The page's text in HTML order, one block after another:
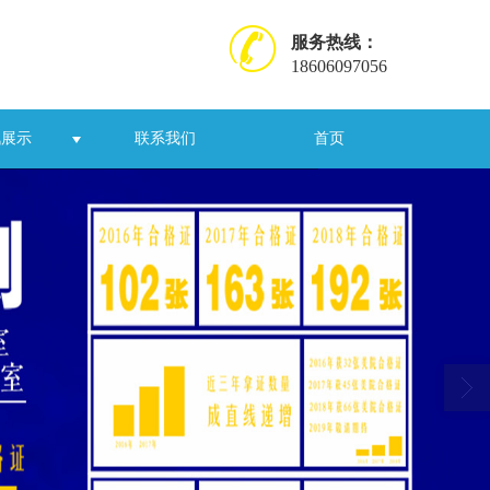
服务热线：
18606097056
示 联系我们 首页